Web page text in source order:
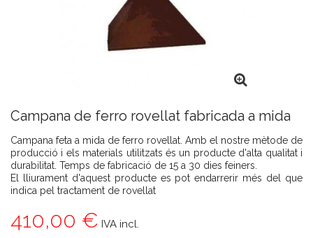
Campana de ferro rovellat fabricada a mida
Campana feta a mida de ferro rovellat. Amb el nostre mètode de
producció i els materials utilitzats és un producte d'alta qualitat i
durabilitat. Temps de fabricació de 15 a 30 dies feiners.
El lliurament d'aquest producte es pot endarrerir més del que
indica pel tractament de rovellat
410,00 € IVA incl.